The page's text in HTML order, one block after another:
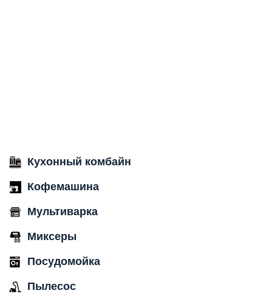
Кухонный комбайн
Кофемашина
Мультиварка
Миксеры
Посудомойка
Пылесос